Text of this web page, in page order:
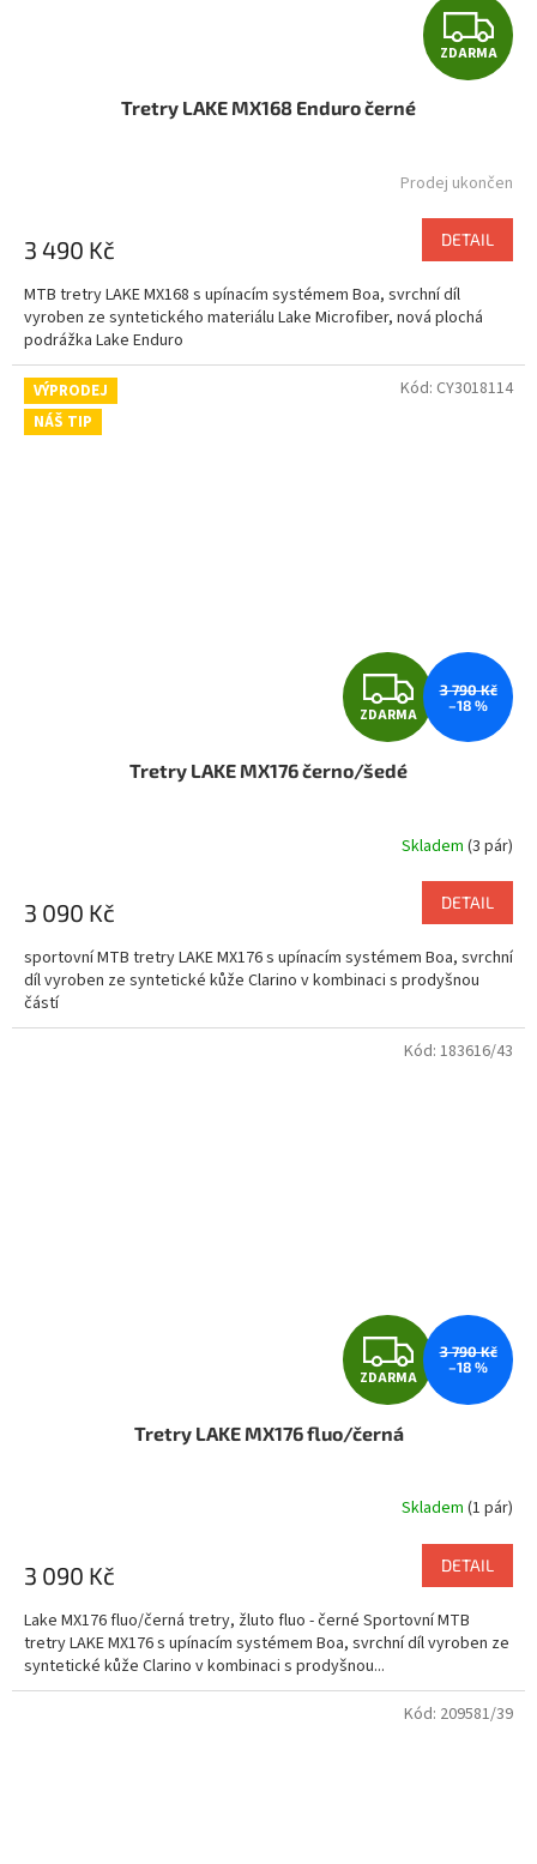
Z
D
R
M
A
ZDARMA
Tretry LAKE MX168 Enduro černé
Prodej ukončen
3 490 Kč DETAIL
MTB tretry LAKE MX168 s upínacím systémem Boa, svrchní díl
vyroben ze syntetického materiálu Lake Microfiber, nová plochá
podrážka Lake Enduro
VÝPRODEJ
NÁŠ TIP
Z
D
R
M
A
ZDARMA
3 790 Kč
–18 %
Tretry LAKE MX176 černo/šedé
Skladem (3 pár)
3 090 Kč DETAIL
sportovní MTB tretry LAKE MX176 s upínacím systémem Boa, svrchní
díl vyroben ze syntetické kůže Clarino v kombinaci s prodyšnou
částí
Kód: CY3018114
Z
D
R
M
A
ZDARMA
3 790 Kč
–18 %
Tretry LAKE MX176 fluo/černá
Skladem (1 pár)
3 090 Kč DETAIL
Lake MX176 fluo/černá tretry, žluto fluo - černé Sportovní MTB
tretry LAKE MX176 s upínacím systémem Boa, svrchní díl vyroben ze
syntetické kůže Clarino v kombinaci s prodyšnou...
Kód: 183616/43
Kód: 209581/39